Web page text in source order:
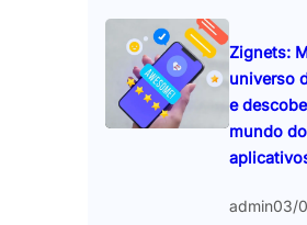
Zignets:
universo
e
mundo
admin03/